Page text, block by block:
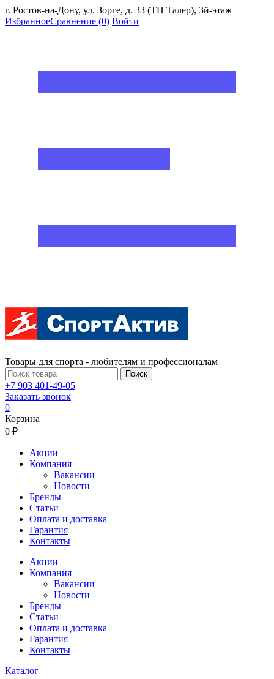
г. Ростов-на-Дону, ул. Зорге, д. 33 (ТЦ Талер), 3й-этаж
ИзбранноеСравнение (0) Войти
Товары для спорта - любителям и профессионалам
Поиск
+7 903 401-49-05
Заказать звонок
0
Корзина
0 ₽
Акции
Компания
Вакансии
Новости
Бренды
Статьи
Оплата и доставка
Гарантия
Контакты
Акции
Компания
Вакансии
Новости
Бренды
Статьи
Оплата и доставка
Гарантия
Контакты
Каталог